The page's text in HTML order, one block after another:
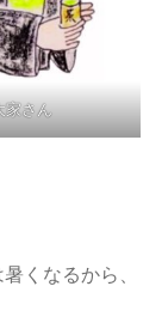
ウンinかわさ
ダウンinかわさ
ダウンinかわ
家さん
くなるから、